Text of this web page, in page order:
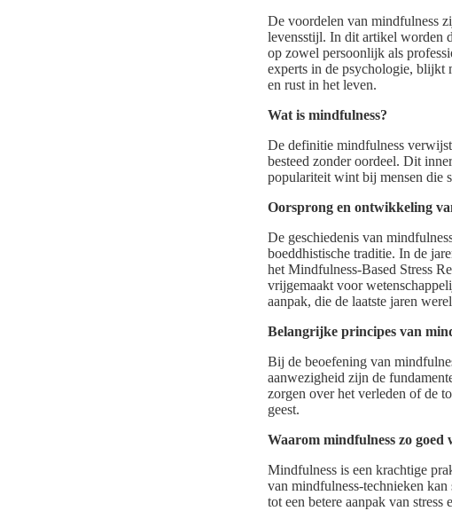
De voordelen van mindfulness
levensstijl. In dit artikel worden
op zowel persoonlijk als
experts in de psychologie, blijkt
en rust in het leven.
Wat is mindfulness?
De definitie mindfulness
besteed zonder oordeel. Dit
populariteit wint bij mensen die
Oorsprong en ontwikkeling
De geschiedenis van
boeddhistische traditie. In de
het Mindfulness-Based Stress
vrijgemaakt voor
aanpak, die de laatste jaren
Belangrijke principes van
Bij de beoefening van
aanwezigheid zijn de
zorgen over het verleden of de
geest.
Waarom mindfulness zo goed
Mindfulness is een krachtige
van mindfulness-technieken
tot een betere aanpak van